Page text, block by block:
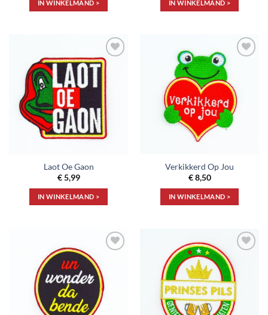
IN WINKELMAND > IN WINKELMAND >
Toevoegen
aan
verlanglijst
Laot Oe Gaon
€5,99
IN WINKELMAND >
Toevoegen
verlanglijst
Verkikkerd Op Jou
€8,50
IN WINKELMAND >
Toevoegen
aan
verlanglijst
Toevoegen
aan
verlanglijst